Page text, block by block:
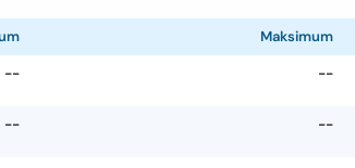
Maksimum
-- --
-- --